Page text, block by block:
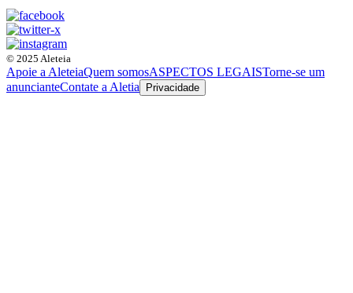
© 2025 Aleteia
Apoie a AleteiaQuem somosASPECTOS LEGAISTorne-se um
anuncianteContate a Aletia Privacidade